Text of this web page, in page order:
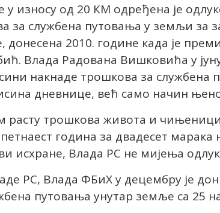
у износу од 20 КМ одређена је
за службена путовања у земљи за
донесена 2010. године када је
Влада Радована Вишковића у
накнаде трошкова за
дневнице, већ само начин
расту трошкова живота и чињеници
година за двадесет
исхране, Влада РС не мијења
РС, Влада ФБиХ у децембру је
путовања унутар земље са 25